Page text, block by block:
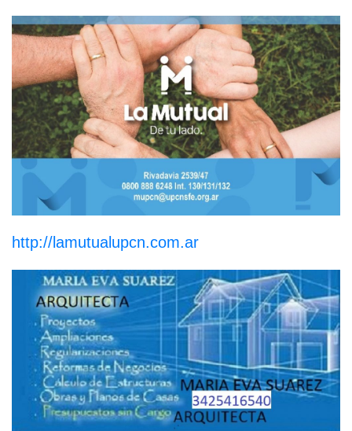
http://lamutualupcn.com.ar